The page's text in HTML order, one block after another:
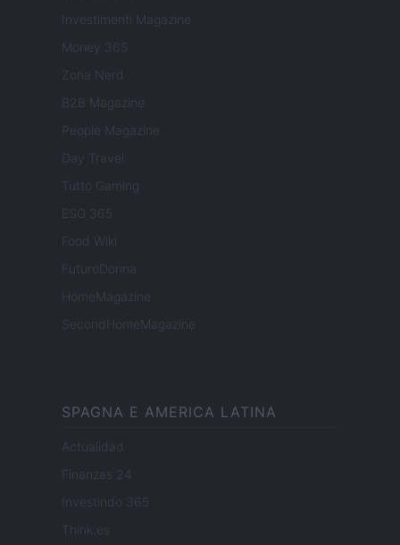
Investimenti Magazine
Money 365
Zona Nerd
B2B Magazine
People Magazine
Day Travel
Tutto Gaming
ESG 365
Food Wiki
FuturoDonna
HomeMagazine
SecondHomeMagazine
SPAGNA E AMERICA LATINA
Actualidad
Finanzas 24
Investindo 365
Think.es